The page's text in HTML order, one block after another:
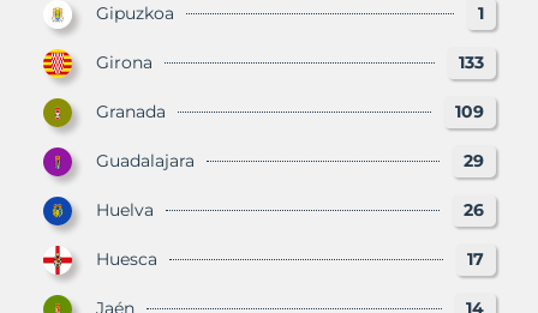
Gipuzkoa 1
Girona 133
Granada 109
Guadalajara 29
Huelva 26
Huesca 17
Jaén 14